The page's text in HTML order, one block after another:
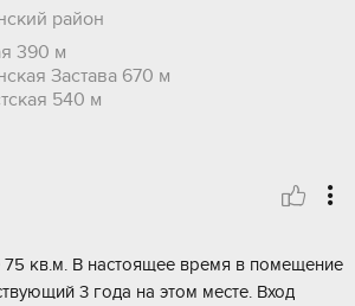
район
390 м
Застава 670 м
540 м
кв.м. В настоящее время в помещение
3 года на этом месте. Вход